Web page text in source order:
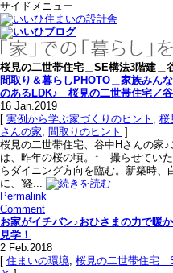
サイドメニュー
桜見の二世帯住宅＿SE構法3階建＿
間取り＆暮らしPHOTO＿家族みん
のあるLDK♪＿桜見の二世帯住宅／
16 Jan.2019
[ 実例から学ぶ家づくりのヒント , 桜
さんの家, 間取りのヒント ]
桜見の二世帯住宅、谷中Hさんの家
は、昨年の桜の頃。↑ 撮らせてい
らダイニング方向を臨む。新築時
に、'経...
Permalink
Comment
お家がイチバン♪おひさまの力で暖
見学！
2 Feb.2018
[ 住まいの環境, 桜見の二世帯住宅